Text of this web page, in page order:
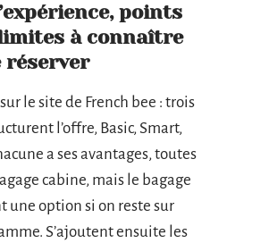
points
à connaître
réserver
le site de French bee : trois
l’offre, Basic, Smart,
a ses avantages, toutes
cabine, mais le bagage
une option si on reste sur
S’ajoutent ensuite les